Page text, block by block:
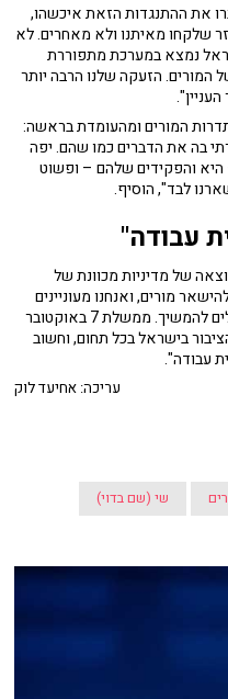
את ההתנגדות הזאת איכשהו,
שלקחו מאיתנו ולא מאחרים. לא
נמצא במערכת מתפוררת
המורים. הזעקה שלנו הרבה יותר
המורים ומהעומדת בראשה:
בה את הדברים כמו שהם. יפה
היא והפקידים שלהם – ופשוט
לבד", הוסיף.
של מדיניות מכוונת של
מורים, ואנחנו מעוניינים
לתת את ה־100% שלנו. אך אנחנו לא יכולים להמשיך. ממשלת 7 באוקטובר
בישראל בכל תחום, וחשוב
עריכה: אחיעד לוק
שי (שם בדוי)